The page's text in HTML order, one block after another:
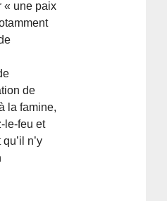
« une paix
de
la famine,
le-feu et
n’y